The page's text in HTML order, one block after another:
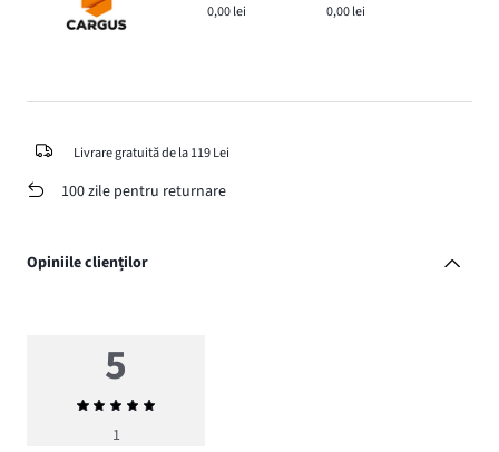
0,00 lei 0,00 lei
Livrare gratuită de la 119 Lei
100 zile pentru returnare
Opiniile clienților
5
Evaluarea
medie
1